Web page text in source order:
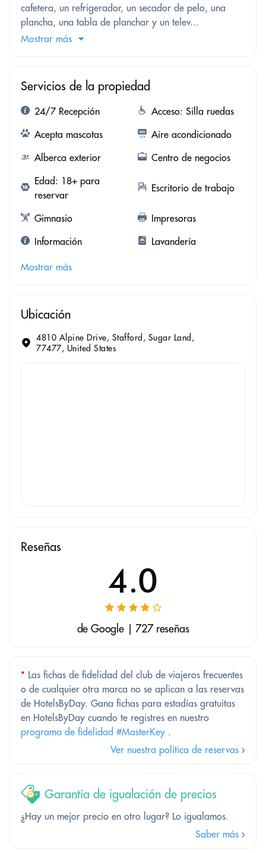
cafetera, un refrigerador, un secador de pelo, una
plancha, una tabla de planchar y un telev...
Mostrar más
Servicios de la propiedad
24/7 Recepción
Acceso: Silla ruedas
Acepta mascotas
Aire acondicionado
Alberca exterior
Centro de negocios
Edad: 18+ para
reservar
Escritorio de trabajo
Gimnasio
Impresoras
Información
Lavandería
Mostrar más
Ubicación
4810 Alpine Drive, Stafford, Sugar Land,
77477, United States
Reseñas
4.0
de Google | 727 reseñas
* Las fichas de fidelidad del club de viajeros frecuentes
o de cualquier otra marca no se aplican a las reservas
de HotelsByDay. Gana fichas para estadías gratuitas
en HotelsByDay cuando te registres en nuestro
programa de fidelidad #MasterKey .
Ver nuestra política de reservas
Garantía de igualación de precios
¿Hay un mejor precio en otro lugar? Lo igualamos.
Saber más